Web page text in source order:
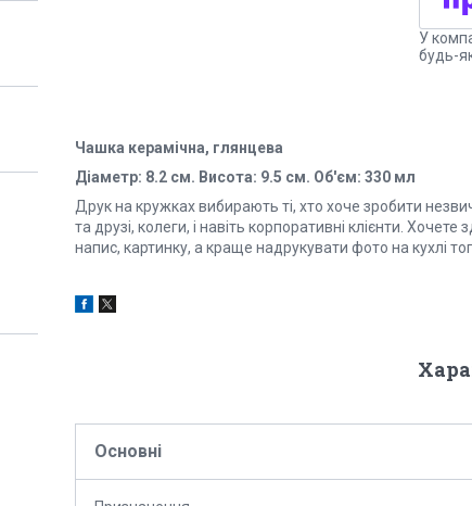
У
будь-
Чашка керамічна, глянцева
Діаметр: 8.2 см. Висота: 9.5 см. Об'єм: 330 мл
Друк на кружках вибирають ті, хто хоче зробити
та друзі, колеги, і навіть корпоративні клієнти.
напис, картинку, а краще надрукувати фото на кухлі
Основні